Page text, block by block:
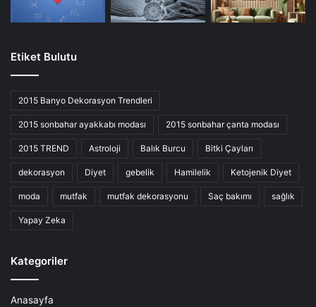
Etiket Bulutu
2015 Banyo Dekorasyon Trendleri
2015 sonbahar ayakkabı modası 2015 sonbahar çanta modası
2015 TREND Astroloji Balık Burcu Bitki Çayları
dekorasyon Diyet gebelik Hamilelik Ketojenik Diyet
moda mutfak mutfak dekorasyonu Saç bakımı sağlık
Yapay Zeka
Kategoriler
Anasayfa